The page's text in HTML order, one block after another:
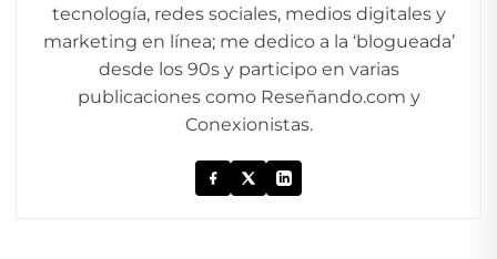
tecnología, redes sociales, medios digitales y
marketing en línea; me dedico a la ‘blogueada’
desde los 90s y participo en varias
publicaciones como Reseñando.com y
Conexionistas.